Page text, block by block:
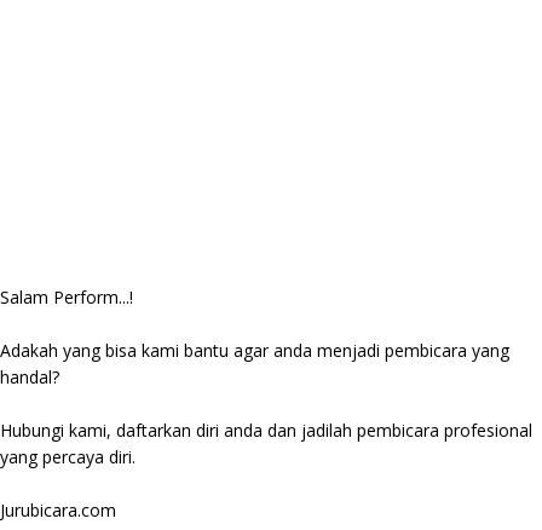
Salam Perform...!
Adakah yang bisa kami bantu agar anda menjadi pembicara yang
handal?
Hubungi kami, daftarkan diri anda dan jadilah pembicara profesional
yang percaya diri.
Jurubicara.com